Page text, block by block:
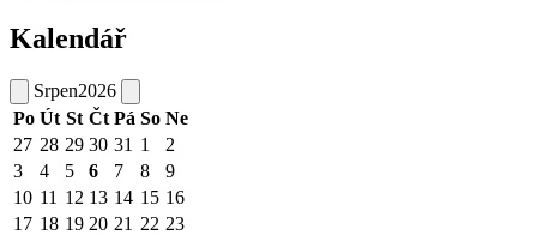
Kalendář
Srpen2026
Po Út St Čt Pá So Ne
27 28 29 30 31 1
2
3
4 5 6 7 8
9
10 11 12 13 14 15 16
17 18 19 20 21 22 23